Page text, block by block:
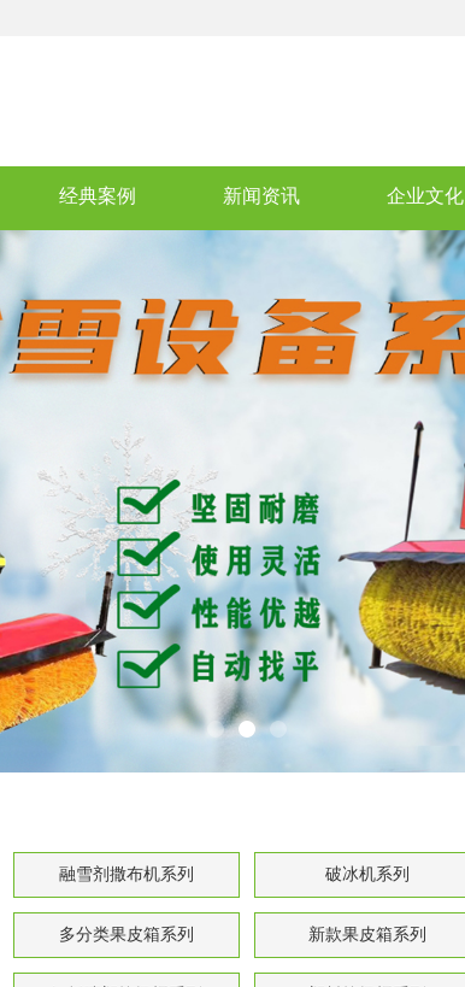
经典案例 新闻资讯 企业文化
融雪剂撒布机系列 破冰机系列
多分类果皮箱系列 新款果皮箱系列